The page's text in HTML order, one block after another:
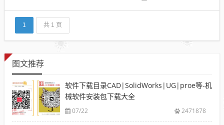
1 共 1 页
图文推荐
软件下载目录CAD|SolidWorks|UG|proe等-机
械软件安装包下载大全
07/22 2471878